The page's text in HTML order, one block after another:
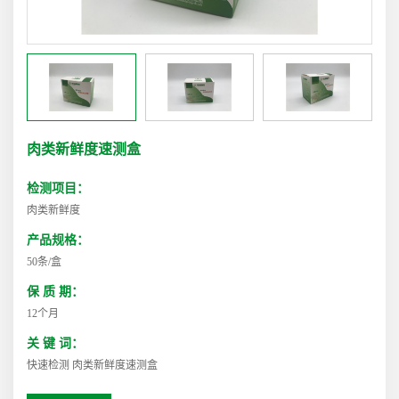
肉类新鲜度速测盒
检测项目：
肉类新鲜度
产品规格：
50条/盒
保 质 期：
12个月
关 键 词：
快速检测 肉类新鲜度速测盒